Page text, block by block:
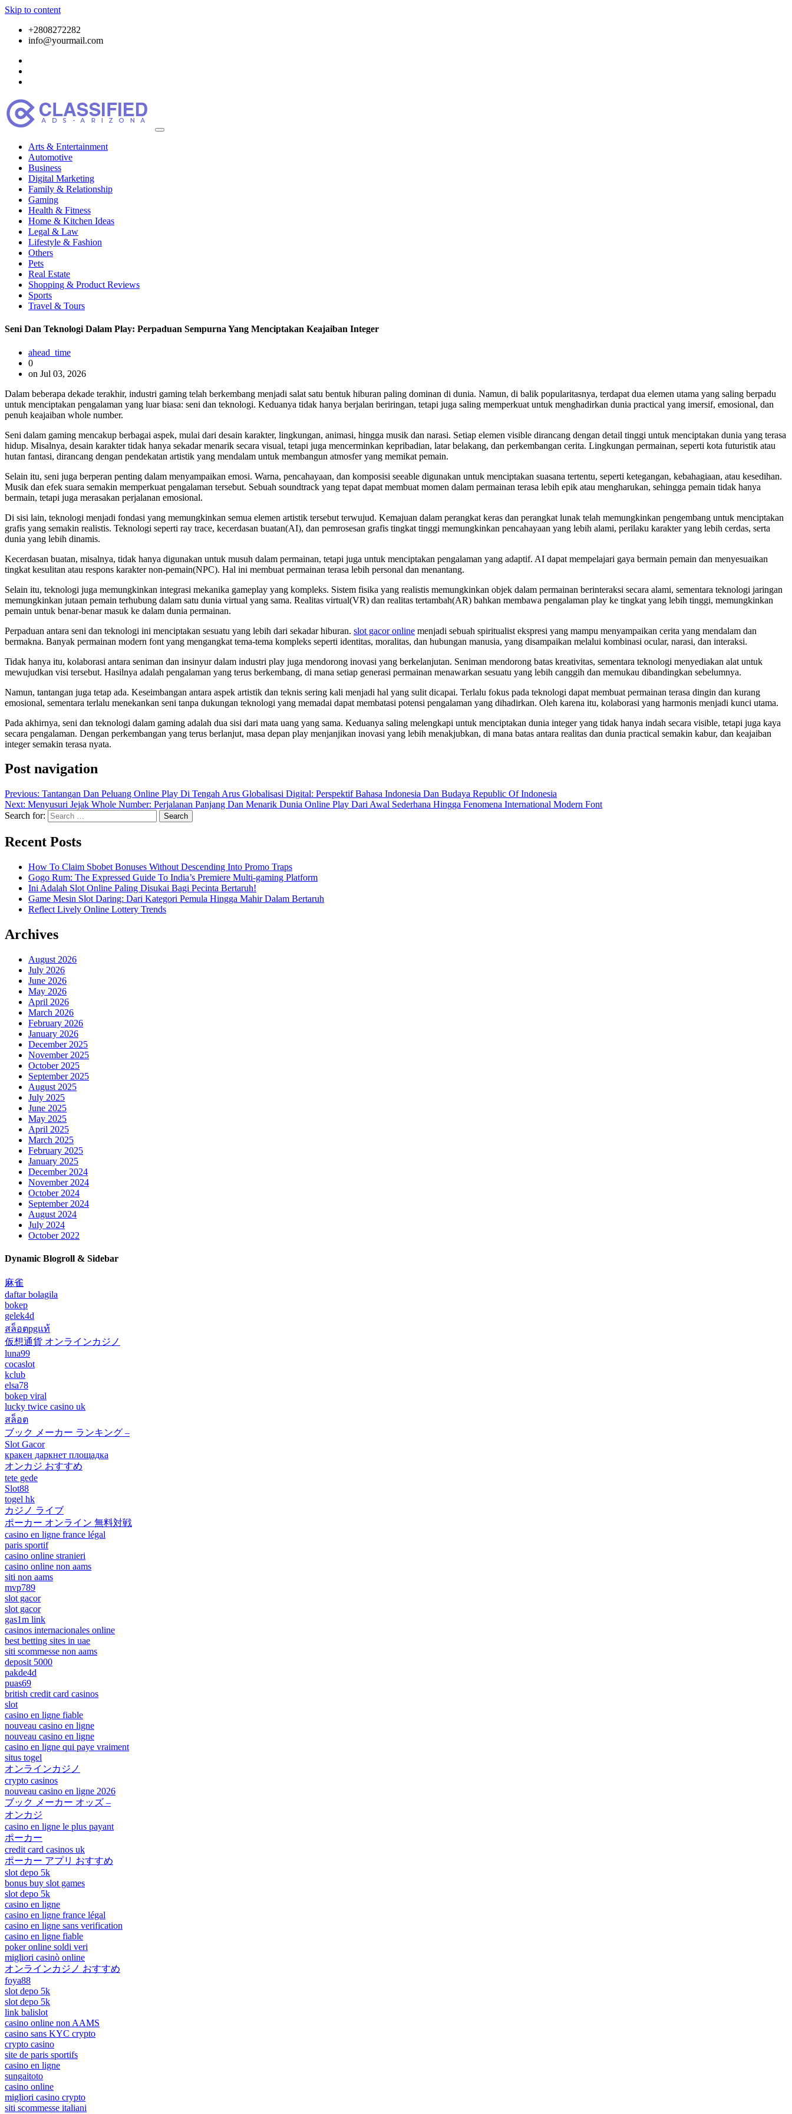
Skip to content
+2808272282
info@yourmail.com
Arts & Entertainment
Automotive
Business
Digital Marketing
Family & Relationship
Gaming
Health & Fitness
Home & Kitchen Ideas
Legal & Law
Lifestyle & Fashion
Others
Pets
Real Estate
Shopping & Product Reviews
Sports
Travel & Tours
Seni Dan Teknologi Dalam Play: Perpaduan Sempurna Yang Menciptakan Keajaiban Integer
ahead_time
0
on Jul 03, 2026
Dalam beberapa dekade terakhir, industri gaming telah berkembang menjadi salat satu bentuk hiburan paling dominan di dunia. Namun, di balik popularitasnya, terdapat dua elemen utama yang saling berpadu
untuk menciptakan pengalaman yang luar biasa: seni dan teknologi. Keduanya tidak hanya berjalan beriringan, tetapi juga saling memperkuat untuk menghadirkan dunia practical yang imersif, emosional, dan
penuh keajaiban whole number.
Seni dalam gaming mencakup berbagai aspek, mulai dari desain karakter, lingkungan, animasi, hingga musik dan narasi. Setiap elemen visible dirancang dengan detail tinggi untuk menciptakan dunia yang terasa
hidup. Misalnya, desain karakter tidak hanya sekadar menarik secara visual, tetapi juga mencerminkan kepribadian, latar belakang, dan perkembangan cerita. Lingkungan permainan, seperti kota futuristik atau
hutan fantasi, dirancang dengan pendekatan artistik yang mendalam untuk membangun atmosfer yang memikat pemain.
Selain itu, seni juga berperan penting dalam menyampaikan emosi. Warna, pencahayaan, dan komposisi seeable digunakan untuk menciptakan suasana tertentu, seperti ketegangan, kebahagiaan, atau kesedihan.
Musik dan efek suara semakin memperkuat pengalaman tersebut. Sebuah soundtrack yang tepat dapat membuat momen dalam permainan terasa lebih epik atau mengharukan, sehingga pemain tidak hanya
bermain, tetapi juga merasakan perjalanan emosional.
Di sisi lain, teknologi menjadi fondasi yang memungkinkan semua elemen artistik tersebut terwujud. Kemajuan dalam perangkat keras dan perangkat lunak telah memungkinkan pengembang untuk menciptakan
grafis yang semakin realistis. Teknologi seperti ray trace, kecerdasan buatan(AI), dan pemrosesan grafis tingkat tinggi memungkinkan pencahayaan yang lebih alami, perilaku karakter yang lebih cerdas, serta
dunia yang lebih dinamis.
Kecerdasan buatan, misalnya, tidak hanya digunakan untuk musuh dalam permainan, tetapi juga untuk menciptakan pengalaman yang adaptif. AI dapat mempelajari gaya bermain pemain dan menyesuaikan
tingkat kesulitan atau respons karakter non-pemain(NPC). Hal ini membuat permainan terasa lebih personal dan menantang.
Selain itu, teknologi juga memungkinkan integrasi mekanika gameplay yang kompleks. Sistem fisika yang realistis memungkinkan objek dalam permainan berinteraksi secara alami, sementara teknologi jaringan
memungkinkan jutaan pemain terhubung dalam satu dunia virtual yang sama. Realitas virtual(VR) dan realitas tertambah(AR) bahkan membawa pengalaman play ke tingkat yang lebih tinggi, memungkinkan
pemain untuk benar-benar masuk ke dalam dunia permainan.
Perpaduan antara seni dan teknologi ini menciptakan sesuatu yang lebih dari sekadar hiburan. slot gacor online menjadi sebuah spiritualist ekspresi yang mampu menyampaikan cerita yang mendalam dan
bermakna. Banyak permainan modern font yang mengangkat tema-tema kompleks seperti identitas, moralitas, dan hubungan manusia, yang disampaikan melalui kombinasi ocular, narasi, dan interaksi.
Tidak hanya itu, kolaborasi antara seniman dan insinyur dalam industri play juga mendorong inovasi yang berkelanjutan. Seniman mendorong batas kreativitas, sementara teknologi menyediakan alat untuk
mewujudkan visi tersebut. Hasilnya adalah pengalaman yang terus berkembang, di mana setiap generasi permainan menawarkan sesuatu yang lebih canggih dan memukau dibandingkan sebelumnya.
Namun, tantangan juga tetap ada. Keseimbangan antara aspek artistik dan teknis sering kali menjadi hal yang sulit dicapai. Terlalu fokus pada teknologi dapat membuat permainan terasa dingin dan kurang
emosional, sementara terlalu menekankan seni tanpa dukungan teknologi yang memadai dapat membatasi potensi pengalaman yang dihadirkan. Oleh karena itu, kolaborasi yang harmonis menjadi kunci utama.
Pada akhirnya, seni dan teknologi dalam gaming adalah dua sisi dari mata uang yang sama. Keduanya saling melengkapi untuk menciptakan dunia integer yang tidak hanya indah secara visible, tetapi juga kaya
secara pengalaman. Dengan perkembangan yang terus berlanjut, masa depan play menjanjikan inovasi yang lebih menakjubkan, di mana batas antara realitas dan dunia practical semakin kabur, dan keajaiban
integer semakin terasa nyata.
Post navigation
Previous: Tantangan Dan Peluang Online Play Di Tengah Arus Globalisasi Digital: Perspektif Bahasa Indonesia Dan Budaya Republic Of Indonesia
Next: Menyusuri Jejak Whole Number: Perjalanan Panjang Dan Menarik Dunia Online Play Dari Awal Sederhana Hingga Fenomena International Modern Font
Search for:
Recent Posts
How To Claim Sbobet Bonuses Without Descending Into Promo Traps
Gogo Rum: The Expressed Guide To India’s Premiere Multi-gaming Platform
Ini Adalah Slot Online Paling Disukai Bagi Pecinta Bertaruh!
Game Mesin Slot Daring: Dari Kategori Pemula Hingga Mahir Dalam Bertaruh
Reflect Lively Online Lottery Trends
Archives
August 2026
July 2026
June 2026
May 2026
April 2026
March 2026
February 2026
January 2026
December 2025
November 2025
October 2025
September 2025
August 2025
July 2025
June 2025
May 2025
April 2025
March 2025
February 2025
January 2025
December 2024
November 2024
October 2024
September 2024
August 2024
July 2024
October 2022
Dynamic Blogroll & Sidebar
麻雀
daftar bolagila
bokep
gelek4d
สล็อตpgแท้
仮想通貨 オンラインカジノ
luna99
cocaslot
kclub
elsa78
bokep viral
lucky twice casino uk
สล็อต
ブック メーカー ランキング –
Slot Gacor
кракен даркнет площадка
オンカジ おすすめ
tete gede
Slot88
togel hk
カジノ ライブ
ポーカー オンライン 無料対戦
casino en ligne france légal
paris sportif
casino online stranieri
casino online non aams
siti non aams
mvp789
slot gacor
slot gacor
gas1m link
casinos internacionales online
best betting sites in uae
siti scommesse non aams
deposit 5000
pakde4d
puas69
british credit card casinos
slot
casino en ligne fiable
nouveau casino en ligne
nouveau casino en ligne
casino en ligne qui paye vraiment
situs togel
オンラインカジノ
crypto casinos
nouveau casino en ligne 2026
ブック メーカー オッズ –
オンカジ
casino en ligne le plus payant
ポーカー
credit card casinos uk
ポーカー アプリ おすすめ
slot depo 5k
bonus buy slot games
slot depo 5k
casino en ligne
casino en ligne france légal
casino en ligne sans verification
casino en ligne fiable
poker online soldi veri
migliori casinò online
オンラインカジノ おすすめ
foya88
slot depo 5k
slot depo 5k
link balislot
casino online non AAMS
casino sans KYC crypto
crypto casino
site de paris sportifs
casino en ligne
sungaitoto
casino online
migliori casino crypto
siti scommesse italiani